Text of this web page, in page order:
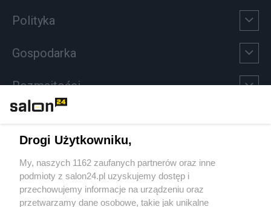
Polityka
Gospodarka
Rozmaitości
Sport
Społeczeństwo
Drogi Użytkowniku,
My, naszych 1162 zaufanych partnerów oraz inne
podmioty z salon24.pl uzyskujemy dostęp i
przechowujemy informacje na urządzeniu oraz
przetwarzamy dane osobowe, takie jak unikalne